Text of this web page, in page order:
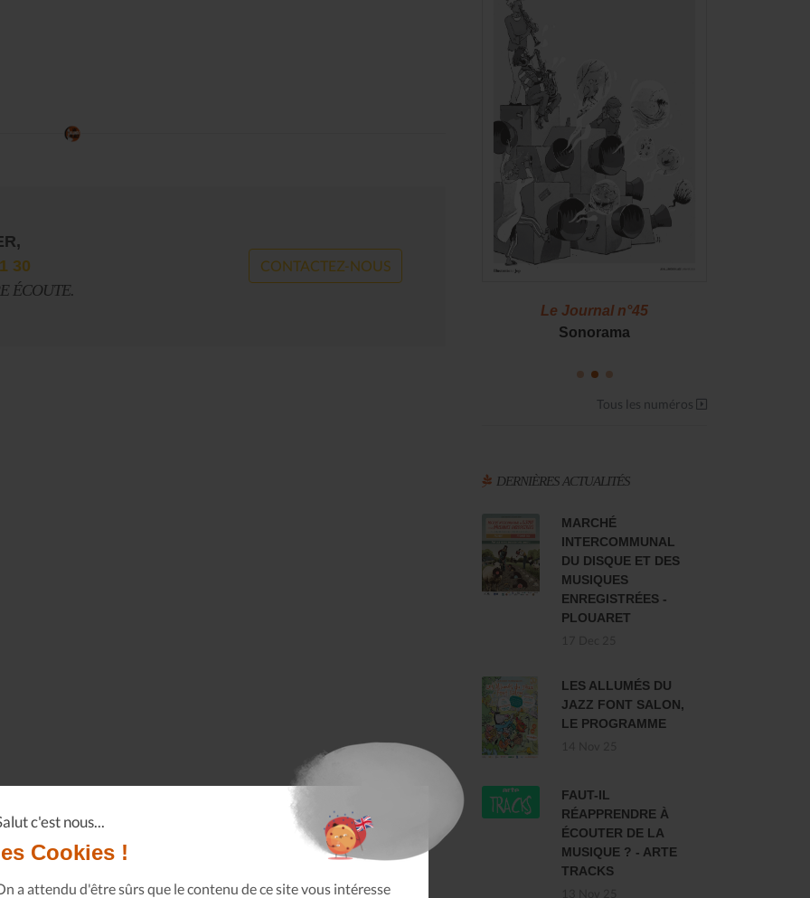
c'est nous...
Cookies !
a attendu d'être sûrs que le contenu de ce site vous intéresse
30
ÉCOUTE.
CONTACTEZ-NOUS
Le Journal n°45
Sonorama
Tous les numéros
DERNIÈRES ACTUALITÉS
MARCHÉ
INTERCOMMUNAL
DU DISQUE ET DES
MUSIQUES
ENREGISTRÉES -
PLOUARET
LES ALLUMÉS DU
JAZZ FONT SALON,
LE PROGRAMME
FAUT-IL
RÉAPPRENDRE À
ÉCOUTER DE LA
MUSIQUE ? - ARTE
TRACKS